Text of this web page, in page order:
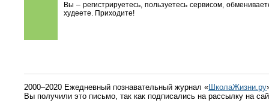
Вы – регистрируетесь, пользуетесь сервисом,
худеете. Приходите!
2000–2020 Ежедневный познавательный журнал «ШколаЖизни.ру
Вы получили это письмо, так как подписались на рассылку на